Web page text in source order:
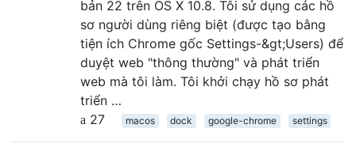
bản 22 trên OS X 10.8. Tôi sử dụng các hồ
sơ người dùng riêng biệt (được tạo bằng
tiện ích Chrome gốc Settings-&gt;Users) để
duyệt web "thông thường" và phát triển
web mà tôi làm. Tôi khởi chạy hồ sơ phát
triển …
27
macos dock google-chrome settings